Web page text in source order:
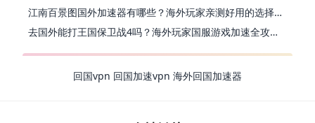
江南百景图国外加速器有哪些？海外玩家亲测好用的选择与避坑指南
去国外能打王国保卫战4吗？海外玩家国服游戏加速全攻略（附公主连结幻想江湖实测）
回国vpn 回国加速vpn 海外回国加速器